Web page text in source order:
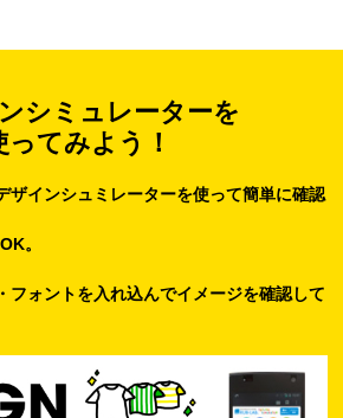
シミュレーターを
ってみよう！
ザインシュミレーターを使って簡単に確認
。
フォントを入れ込んでイメージを確認して